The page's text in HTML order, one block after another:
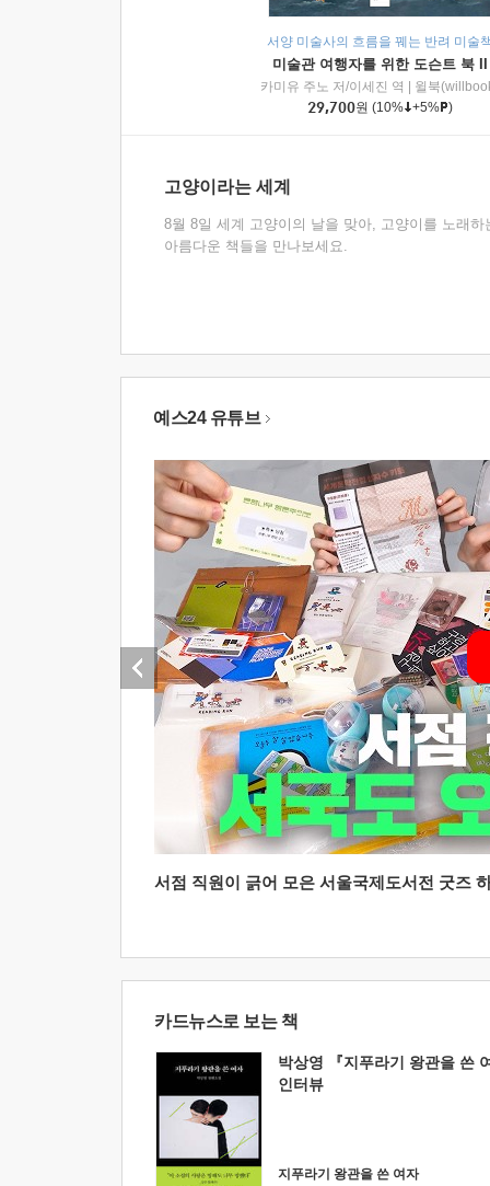
서양 미술사의 흐름을 꿰는 반려 미술
미술관 여행자를 위한 도슨트 북 II
카미유 주노 저/이세진 역
윌북
29,700원 (10% +5% )
고양이라는 세계
8월 8일 세계 고양이의 날을 맞아, 고양이를 노래하
아름다운 책들을 만나보세요.
예스24 유튜브
서점 직원이 긁어 모은 서울국제도서전 굿즈
카드뉴스로 보는 책
박상영 『지푸라기 왕관을 쓴
인터뷰
지푸라기 왕관을 쓴 여자